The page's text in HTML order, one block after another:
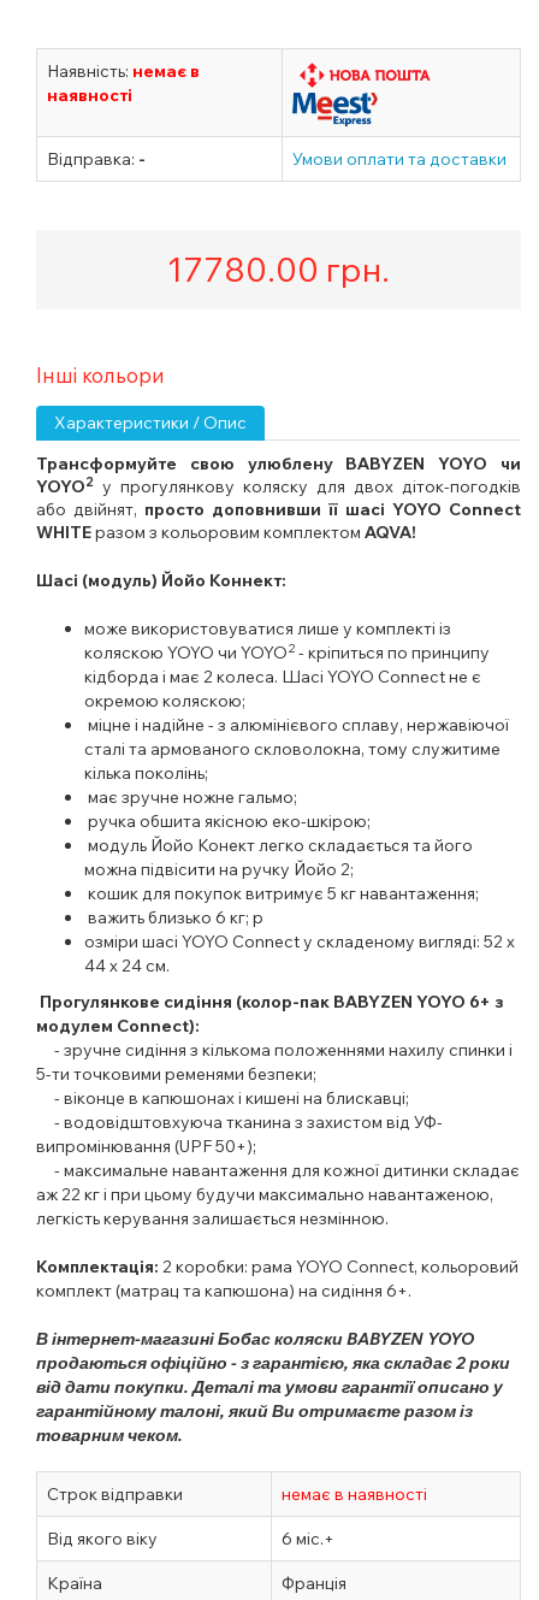
Наявність: немає в
наявності
Відправка: - Умови оплати та доставки
17780.00 грн.
Інші кольори
Характеристики / Опис
Трансформуйте свою улюблену BABYZEN YOYO чи
YOYO2 у прогулянкову коляску для двох діток-погодків
або двійнят, просто доповнивши її шасі YOYO Connect
WHITEразом з кольоровим комплектом AQVA!
Шасі (модуль) Йойо Коннект:
може використовуватися лише у комплекті із
коляскою YOYO чи YOYO2 - кріпиться по принципу
кідборда і має 2 колеса. Шасі YOYO Connect не є
окремою коляскою;
міцне і надійне - з алюмінієвого сплаву, нержавіючої
сталі та армованого скловолокна, тому служитиме
кілька поколінь;
має зручне ножне гальмо;
ручка обшита якісною еко-шкірою;
модуль Йойо Конект легко складається та його
можна підвісити на ручку Йойо 2;
кошик для покупок витримує 5 кг навантаження;
важить близько 6 кг; р
озміри шасі YOYO Connect у складеному вигляді: 52 х
44 х 24 см.
Прогулянкове сидіння (колор-пак BABYZEN YOYO 6+ з
модулем Connect):
- зручне сидіння з кількома положеннями нахилу спинки і
5-ти точковими ременями безпеки;
- віконце в капюшонах і кишені на блискавці;
- водовідштовхуюча тканина з захистом від УФ-
випромінювання (UPF 50+);
- максимальне навантаження для кожної дитинки складає
аж 22 кг і при цьому будучи максимально навантаженою,
легкість керування залишається незмінною.
Комплектація: 2 коробки: рама YOYO Connect, кольоровий
комплект (матрац та капюшона) на сидіння 6+.
В інтернет-магазині Бобас коляски BABYZEN YOYO
продаються офіційно - з гарантією, яка складає 2 роки
від дати покупки. Деталі та умови гарантії описано у
гарантійному талоні, який Ви отримаєте разом із
товарним чеком.
Строк відправки немає в наявності
Від якого віку 6 міс.+
Країна Франція